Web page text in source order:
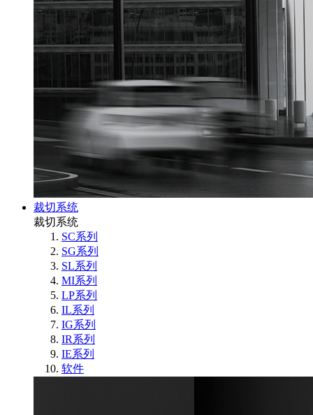
裁切系统
裁切系统
SC系列
SG系列
SL系列
MI系列
LP系列
IL系列
IG系列
IR系列
IE系列
软件